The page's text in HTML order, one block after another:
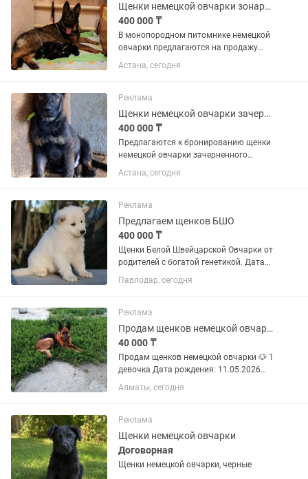
Щенки немецкой овчарки зонарного окраса(ГДР)
400 000 ₸
В монопородном питомнике немецкой
овчарки предлагаются на продажу
элитные щенки зонарного окраса и
зачерненного зонарного(супер грау)
Астана, сегодня
Реклама
Щенки немецкой овчарки зачерненного зонарного окраса(ГДР линия)
400 000 ₸
Предлагаются к бронированию щенки
немецкой овчарки зачерненного
зонарного окраса с отличной
родословной. Родители ГДР линия.
Мать от привозных из Беларуси...
Астана, сегодня
Реклама
Предлагаем щенков БШО
400 000 ₸
Щенки Белой Швейцарской Овчарки от
родителей с богатой генетикой. Дата
рождения 8.04.2026 На момент
продажи будут активированы, иметь
Павлодар, сегодня
Реклама
Продам щенков немецкой овчарки
40 000 ₸
Продам щенков немецкой овчарки 🐶 1
девочка Дата рождения: 11.05.2026
Привиты: 05.07.2026, проглистогонены
Документы: ветпаспорт есть Здоровые,
самых ответственных...
Алматы, сегодня
Реклама
Щенки немецкой овчарки
Договорная
Щенки немецкой овчарки, черные